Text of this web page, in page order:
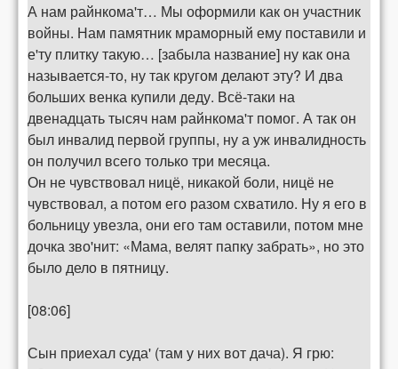
А нам райнкома'т… Мы оформили как он участник
войны. Нам памятник мраморный ему поставили и
е'ту плитку такую… [забыла название] ну как она
называется-то, ну так кругом делают эту? И два
больших венка купили деду. Всё-таки на
двенадцать тысяч нам райнкома'т помог. А так он
был инвалид первой группы, ну а уж инвалидность
он получил всего только три месяца.
Он не чувствовал ницё, никакой боли, ницё не
чувствовал, а потом его разом схватило. Ну я его в
больницу увезла, они его там оставили, потом мне
дочка зво'нит: «Мама, велят папку забрать», но это
было дело в пятницу.
[08:06]
Сын приехал суда' (там у них вот дача). Я грю: